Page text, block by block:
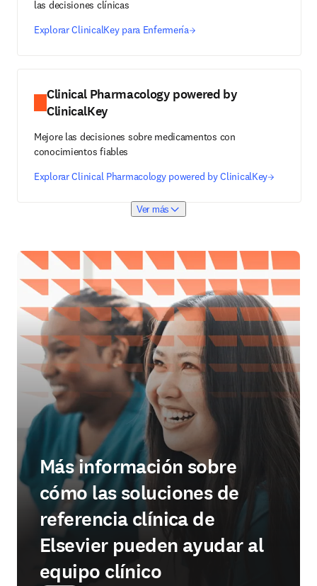
las decisiones clínicas
Explorar ClinicalKey para Enfermería
Clinical Pharmacology powered by
ClinicalKey
Mejore las decisiones sobre medicamentos con
conocimientos fiables
Explorar Clinical Pharmacology powered by ClinicalKey
Ver más
Más información sobre
cómo las soluciones de
referencia clínica de
Elsevier pueden ayudar al
equipo clínico